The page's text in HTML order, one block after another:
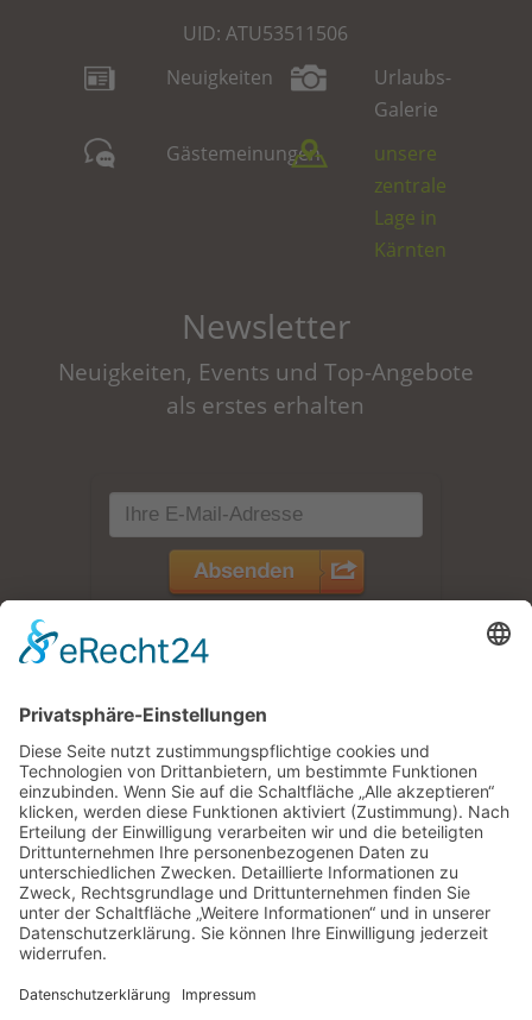
UID: ATU53511506
Neuigkeiten
Urlaubs-
Galerie
Gästemeinungen
unsere
zentrale
Lage in
Kärnten
Newsletter
Neuigkeiten, Events und Top-Angebote
als erstes erhalten
Ferienwohnungen
Jetzt buchen
Pension |
Ferienwohnungen |
Datenschutz |